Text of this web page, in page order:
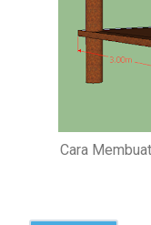
Cara